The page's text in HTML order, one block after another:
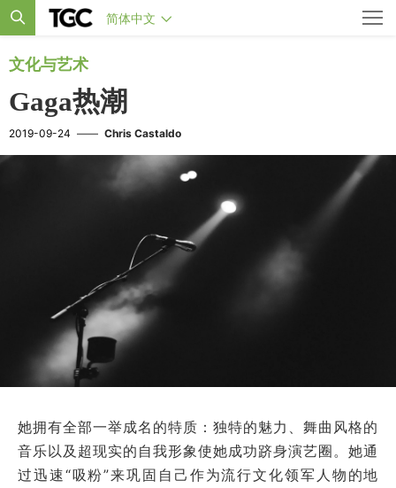
简体中文
文化与艺术
Gaga热潮
2019-09-24 —— Chris Castaldo
她拥有全部一举成名的特质：独特的魅力、舞曲风格的
音乐以及超现实的自我形象使她成功跻身演艺圈。她通
过迅速“吸粉”来巩固自己作为流行文化领军人物的地